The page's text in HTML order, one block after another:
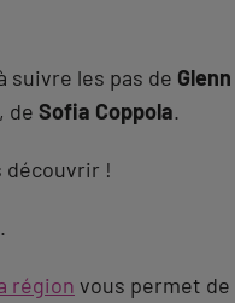
suivre les pas de
, de Sofia Coppola.
découvrir !
région vous permet de